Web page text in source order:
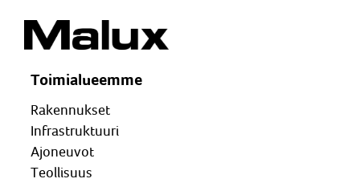
Toimialueemme
Rakennukset
Infrastruktuuri
Ajoneuvot
Teollisuus